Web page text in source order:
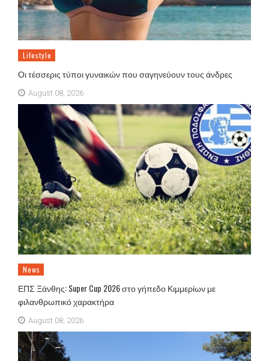
Lifestyle
Οι τέσσερις τύποι γυναικών που σαγηνεύουν τους άνδρες
August 08, 2026
News
ΕΠΣ Ξάνθης: Super Cup 2026 στο γήπεδο Κιμμερίων με
φιλανθρωπικό χαρακτήρα
August 08, 2026